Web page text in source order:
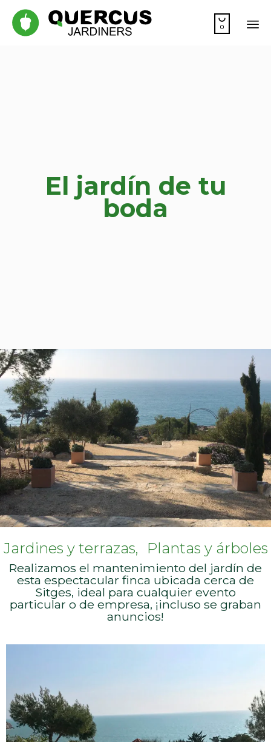

0
El jardín de tu
boda
Jardines y terrazas Plantas y árboles
Realizamos el mantenimiento del jardín de
esta espectacular finca ubicada cerca de
Sitges, ideal para cualquier evento
particular o de empresa, ¡incluso se graban
anuncios!